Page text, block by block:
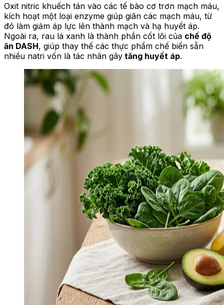
Oxit nitric khuếch tán vào các tế bào cơ trơn mạch máu,
kích hoạt một loại enzyme giúp giãn các mạch máu, từ
đó làm giảm áp lực lên thành mạch và hạ huyết áp.
Ngoài ra, rau lá xanh là thành phần cốt lõi của chế độ
ăn DASH, giúp thay thế các thực phẩm chế biến sẵn
nhiều natri vốn là tác nhân gây tăng huyết áp.